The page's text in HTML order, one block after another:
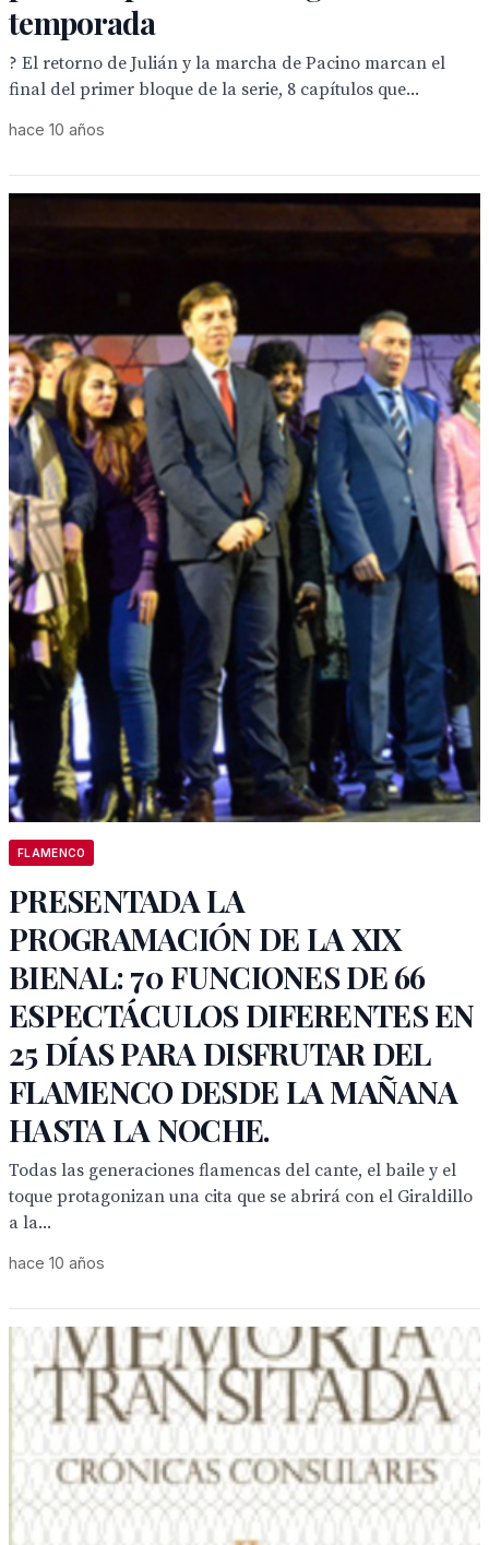
temporada
? El retorno de Julián y la marcha de Pacino marcan el
final del primer bloque de la serie, 8 capítulos que...
hace 10 años
FLAMENCO
PRESENTADA LA
PROGRAMACIÓN DE LA XIX
BIENAL: 70 FUNCIONES DE 66
ESPECTÁCULOS DIFERENTES EN
25 DÍAS PARA DISFRUTAR DEL
FLAMENCO DESDE LA MAÑANA
HASTA LA NOCHE.
Todas las generaciones flamencas del cante, el baile y el
toque protagonizan una cita que se abrirá con el Giraldillo
a la...
hace 10 años